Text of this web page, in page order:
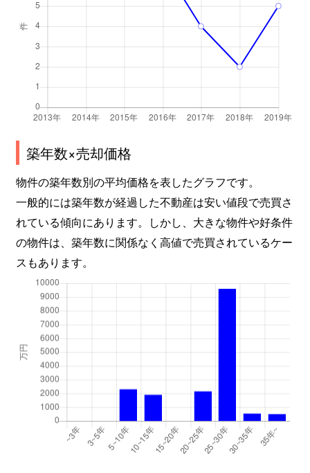
築年数×売却価格
物件の築年数別の平均価格を表したグラフです。
一般的には築年数が経過した不動産は安い値段で売買さ
れている傾向にあります。しかし、大きな物件や好条件
の物件は、築年数に関係なく高値で売買されているケー
スもあります。